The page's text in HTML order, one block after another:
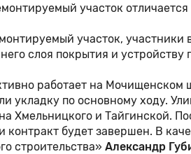
участок
участок,
слоя покрытия и
работает на
укладку по основному ходу.
Хмельницкого и Тайгинской.
контракт будет завершен. В
строительства» Александр